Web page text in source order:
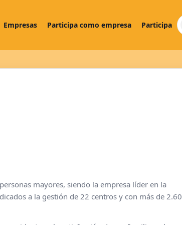
Empresas Participa como empresa Participa
mayores, siendo la empresa líder en la
a la gestión de 22 centros y con más de